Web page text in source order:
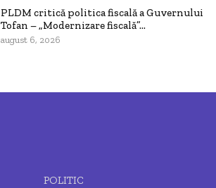
PLDM critică politica fiscală a Guvernului
Tofan – „Modernizare fiscală”...
august 6, 2026
POLITIC